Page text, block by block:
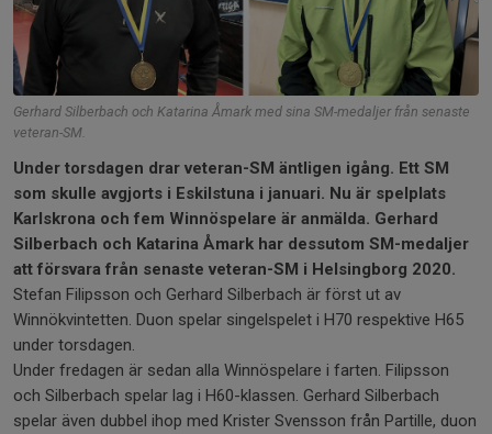
Gerhard Silberbach och Katarina Åmark med sina SM-medaljer från senaste
veteran-SM.
Under torsdagen drar veteran-SM äntligen igång. Ett SM
som skulle avgjorts i Eskilstuna i januari. Nu är spelplats
Karlskrona och fem Winnöspelare är anmälda. Gerhard
Silberbach och Katarina Åmark har dessutom SM-medaljer
att försvara från senaste veteran-SM i Helsingborg 2020.
Stefan Filipsson och Gerhard Silberbach är först ut av
Winnökvintetten. Duon spelar singelspelet i H70 respektive H65
under torsdagen.
Under fredagen är sedan alla Winnöspelare i farten. Filipsson
och Silberbach spelar lag i H60-klassen. Gerhard Silberbach
spelar även dubbel ihop med Krister Svensson från Partille, duon